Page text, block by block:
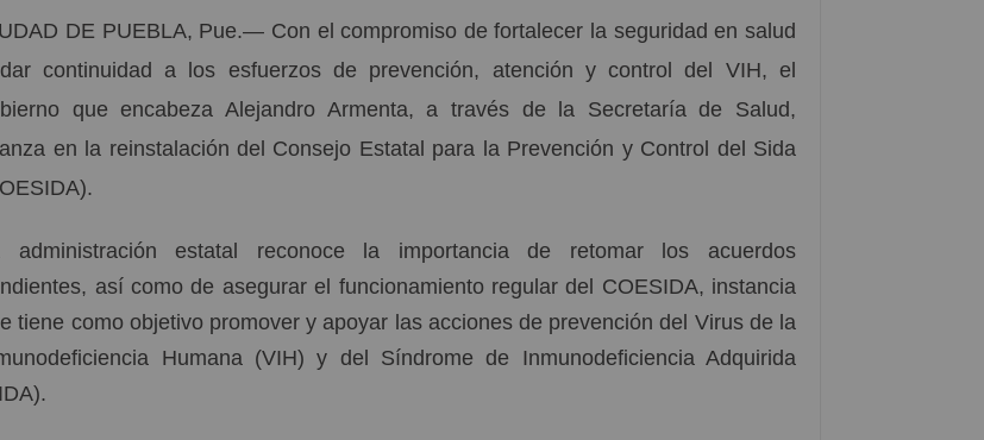
DE PUEBLA, Pue.— Con el compromiso de fortalecer la seguridad en salud
continuidad a los esfuerzos de prevención, atención y control del VIH, el
que encabeza Alejandro Armenta, a través de la Secretaría de Salud,
en la reinstalación del Consejo Estatal para la Prevención y Control del Sida
administración estatal reconoce la importancia de retomar los acuerdos
así como de asegurar el funcionamiento regular del COESIDA, instancia
tiene como objetivo promover y apoyar las acciones de prevención del Virus de la
Humana (VIH) y del Síndrome de Inmunodeficiencia Adquirida